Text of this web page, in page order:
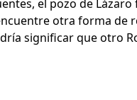
el pozo de
otra forma de
significar que otro